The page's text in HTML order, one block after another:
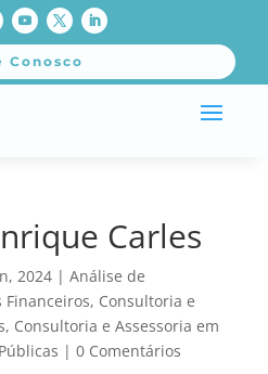
Conosco
Carles
2024| Análise de
Financeiros, Consultoria e
, Consultoria e Assessoria em
| 0 Comentários